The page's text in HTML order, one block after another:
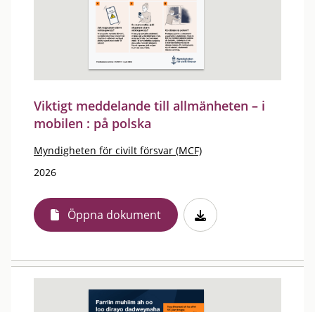
Viktigt meddelande till allmänheten – i
mobilen : på polska
Myndigheten för civilt försvar (MCF)
2026
Öppna dokument